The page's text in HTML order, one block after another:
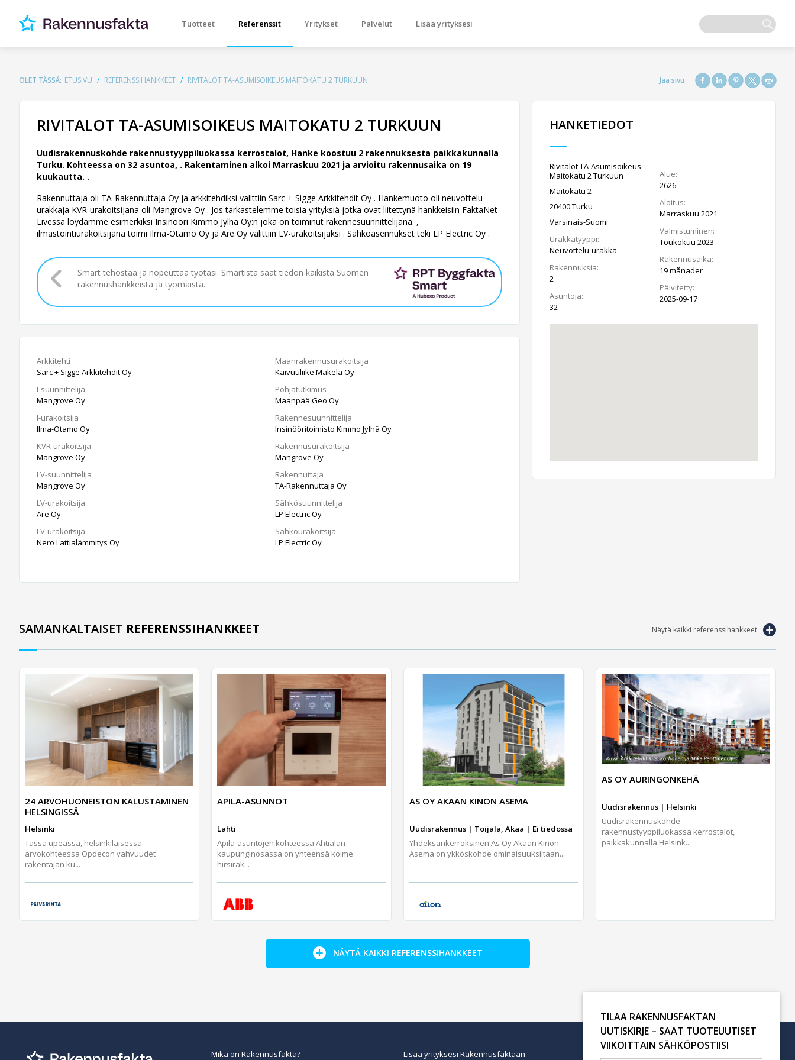
Tuotteet Referenssit Yritykset Palvelut Lisää yrityksesi
OLET TÄSSÄ: ETUSIVU REFERENSSIHANKKEET RIVITALOT TA-ASUMISOIKEUS MAITOKATU 2 TURKUUN
RIVITALOT TA-ASUMISOIKEUS MAITOKATU 2 TURKUUN
Uudisrakennuskohde rakennustyyppiluokassa kerrostalot, Hanke koostuu 2 rakennuksesta paikkakunnalla
Turku. Kohteessa on 32 asuntoa, . Rakentaminen alkoi Marraskuu 2021 ja arvioitu rakennusaika on 19
kuukautta. .
Rakennuttaja oli TA-Rakennuttaja Oy ja arkkitehdiksi valittiin Sarc + Sigge Arkkitehdit Oy . Hankemuoto oli neuvottelu-
urakkaja KVR-urakoitsijana oli Mangrove Oy . Jos tarkastelemme toisia yrityksiä jotka ovat liitettynä hankkeisiin FaktaNet
Livessä löydämme esimerkiksi Insinööri Kimmo Jylhä Oy:n joka on toiminut rakennesuunnittelijana. ,
ilmastointiurakoitsijana toimi Ilma-Otamo Oy ja Are Oy valittiin LV-urakoitsijaksi . Sähköasennukset teki LP Electric Oy .
Smart tehostaa ja nopeuttaa työtäsi. Smartista saat tiedon kaikista Suomen
rakennushankkeista ja työmaista.
Arkkitehti
Sarc + Sigge Arkkitehdit Oy
I-suunnittelija
Mangrove Oy
I-urakoitsija
Ilma-Otamo Oy
KVR-urakoitsija
Mangrove Oy
LV-suunnittelija
Mangrove Oy
LV-urakoitsija
Are Oy
LV-urakoitsija
Nero Lattialämmitys Oy
Maanrakennusurakoitsija
Kaivuuliike Mäkelä Oy
Pohjatutkimus
Maanpää Geo Oy
Rakennesuunnittelija
Insinööritoimisto Kimmo Jylhä Oy
Rakennusurakoitsija
Mangrove Oy
Rakennuttaja
TA-Rakennuttaja Oy
Sähkösuunnittelija
LP Electric Oy
Sähköurakoitsija
LP Electric Oy
HANKETIEDOT
Rivitalot TA-Asumisoikeus
Maitokatu 2 Turkuun
Maitokatu 2
20400 Turku
Varsinais-Suomi
Urakkatyyppi:
Neuvottelu-urakka
Rakennuksia:
2
Asuntoja:
32
Alue:
2626
Aloitus:
Marraskuu 2021
Valmistuminen:
Toukokuu 2023
Rakennusaika:
19 månader
Päivitetty:
2025-09-17
Näytä kaikki referenssihankkeet
SAMANKALTAISET REFERENSSIHANKKEET
24 ARVOHUONEISTON KALUSTAMINEN
HELSINGISSÄ
Helsinki
Tässä upeassa, helsinkiläisessä
arvokohteessa Opdecon vahvuudet
rakentajan ku...
APILA-ASUNNOT
Lahti
Apila-asuntojen kohteessa Ahtialan
kaupunginosassa on yhteensä kolme
hirsirak...
AS OY AKAAN KINON ASEMA
Uudisrakennus | Toijala, Akaa | Ei tiedossa
Yhdeksänkerroksinen As Oy Akaan Kinon
Asema on ykköskohde ominaisuuksiltaan...
AS OY AURINGONKEHÄ
Uudisrakennus | Helsinki
Uudisrakennuskohde
rakennustyyppiluokassa kerrostalot,
paikkakunnalla Helsink...
NÄYTÄ KAIKKI REFERENSSIHANKKEET
Mikä on Rakennusfakta? Lisää yrityksesi Rakennusfaktaan
TILAA RAKENNUSFAKTAN
UUTISKIRJE – SAAT TUOTEUUTISET
VIIKOITTAIN SÄHKÖPOSTIISI